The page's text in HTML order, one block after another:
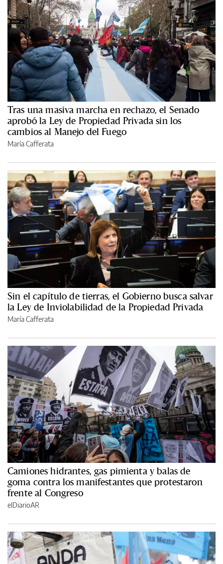
Tras una masiva marcha en rechazo, el Senado
aprobó la Ley de Propiedad Privada sin los
cambios al Manejo del Fuego
María Cafferata
Sin el capítulo de tierras, el Gobierno busca salvar
la Ley de Inviolabilidad de la Propiedad Privada
María Cafferata
Camiones hidrantes, gas pimienta y balas de
goma contra los manifestantes que protestaron
frente al Congreso
elDiarioAR